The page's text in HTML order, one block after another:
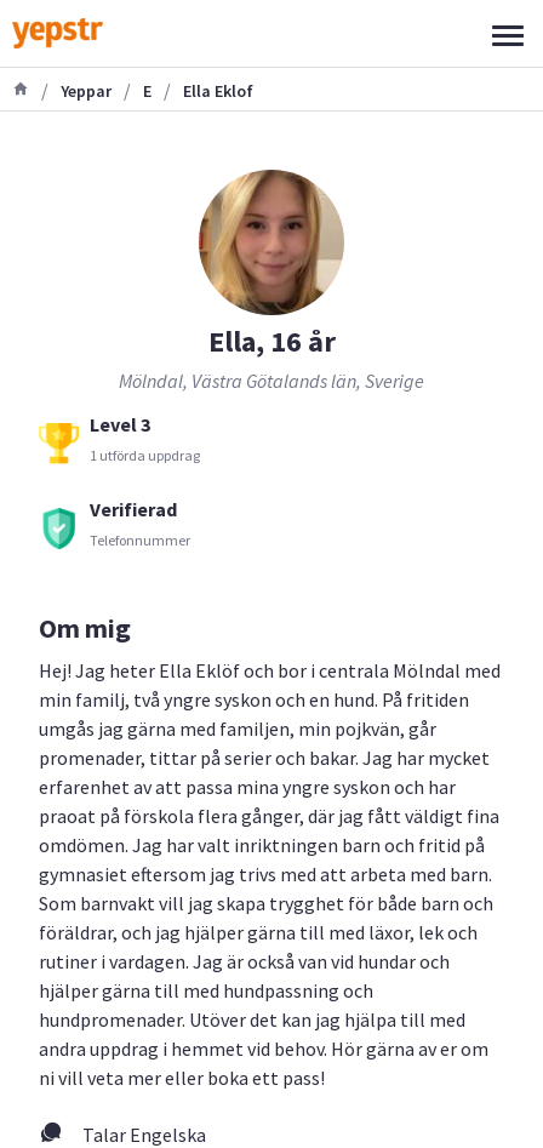
/ Yeppar / E / Ella Eklof
Ella, 16 år
Mölndal, Västra Götalands län, Sverige
Level 3
1 utförda uppdrag
Verifierad
Telefonnummer
Om mig
Hej! Jag heter Ella Eklöf och bor i centrala Mölndal med
min familj, två yngre syskon och en hund. På fritiden
umgås jag gärna med familjen, min pojkvän, går
promenader, tittar på serier och bakar. Jag har mycket
erfarenhet av att passa mina yngre syskon och har
praoat på förskola flera gånger, där jag fått väldigt fina
omdömen. Jag har valt inriktningen barn och fritid på
gymnasiet eftersom jag trivs med att arbeta med barn.
Som barnvakt vill jag skapa trygghet för både barn och
föräldrar, och jag hjälper gärna till med läxor, lek och
rutiner i vardagen. Jag är också van vid hundar och
hjälper gärna till med hundpassning och
hundpromenader. Utöver det kan jag hjälpa till med
andra uppdrag i hemmet vid behov. Hör gärna av er om
ni vill veta mer eller boka ett pass!
Talar Engelska